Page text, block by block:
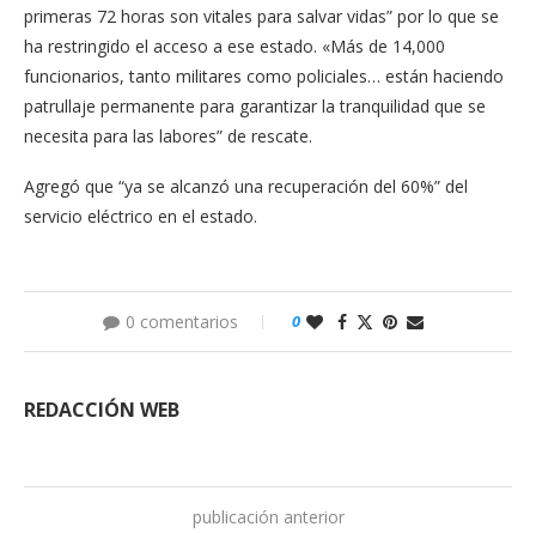
primeras 72 horas son vitales para salvar vidas” por lo que se
ha restringido el acceso a ese estado. «Más de 14,000
funcionarios, tanto militares como policiales… están haciendo
patrullaje permanente para garantizar la tranquilidad que se
necesita para las labores” de rescate.
Agregó que “ya se alcanzó una recuperación del 60%” del
servicio eléctrico en el estado.
0 comentarios 0
REDACCIÓN WEB
publicación anterior